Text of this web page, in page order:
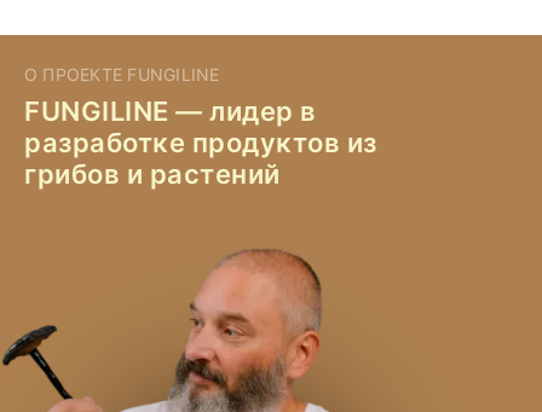
О ПРОЕКТЕ FUNGILINE
FUNGILINE — лидер в
разработке продуктов из
грибов и растений